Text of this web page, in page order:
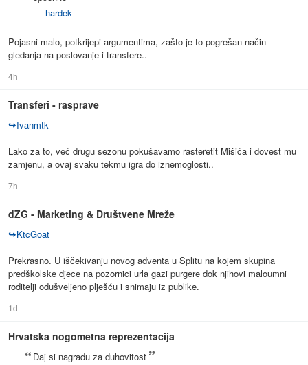
— hardek
Pojasni malo, potkrijepi argumentima, zašto je to pogrešan način
gledanja na poslovanje i transfere..
4h
Transferi - rasprave
↪Ivanmtk
Lako za to, već drugu sezonu pokušavamo rasteretit Mišića i dovest mu
zamjenu, a ovaj svaku tekmu igra do iznemoglosti..
7h
dZG - Marketing & Društvene Mreže
↪KtcGoat
Prekrasno. U iščekivanju novog adventa u Splitu na kojem skupina
predškolske djece na pozornici urla gazi purgere dok njihovi maloumni
roditelji odušveljeno plješću i snimaju iz publike.
1d
Hrvatska nogometna reprezentacija
Daj si nagradu za duhovitost